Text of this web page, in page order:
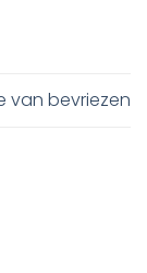
van bevriezen